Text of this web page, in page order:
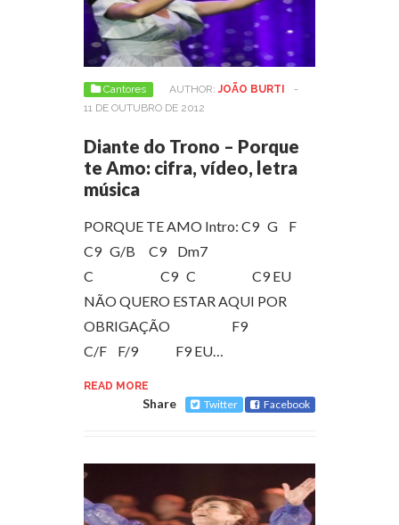
Cantores AUTHOR: JOÃO BURTI
-
11 DE OUTUBRO DE 2012
Diante do Trono – Porque
te Amo: cifra, vídeo, letra
música
PORQUE TE AMO Intro: C9 G F
C9 G/B C9 Dm7
C C9 C C9 EU
NÃO QUERO ESTAR AQUI POR
OBRIGAÇÃO F9
C/F F/9 F9 EU…
READ MORE
Share Twitter Facebook